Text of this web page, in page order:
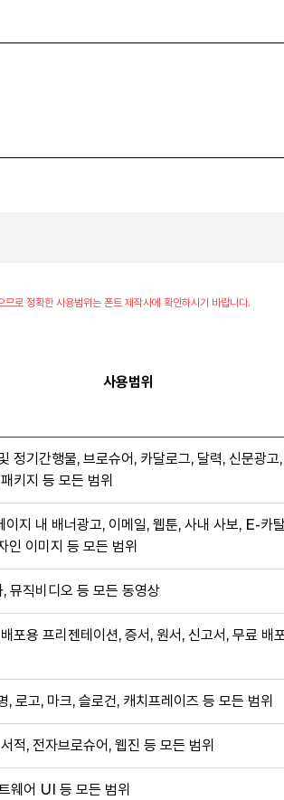
로 정확한 사용범위는 폰트 제작사에 확인하시기 바랍니다.
사용범위
정기간행물, 브로슈어, 카달로그, 달력, 신문광고
키지 등 모든 범위
이지 내 배너광고, 이메일, 웹툰, 사내 사보, E-카
인 이미지 등 모든 범위
뮤직비디오 등 모든 동영상
포용 프리젠테이션, 증서, 원서, 신고서, 무료 배
, 로고, 마크, 슬로건, 캐치프레이즈 등 모든 범위
적, 전자브로슈어, 웹진 등 모든 범위
웨어 UI 등 모든 범위